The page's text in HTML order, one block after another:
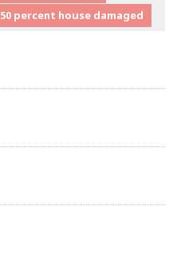
50 percent house damaged